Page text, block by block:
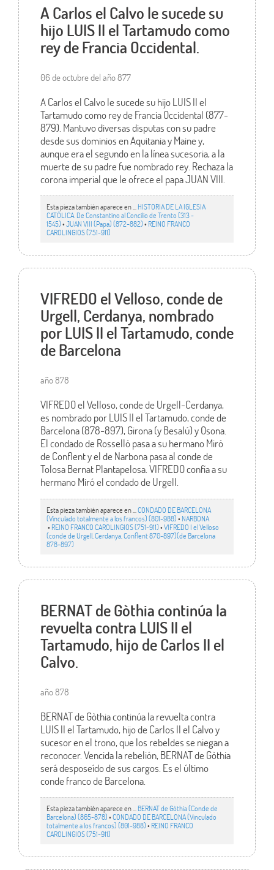
A Carlos el Calvo le sucede su
hijo LUIS II el Tartamudo como
rey de Francia Occidental.
06 de octubre del año 877
A Carlos el Calvo le sucede su hijo LUIS II el
Tartamudo como rey de Francia Occidental (877-
879). Mantuvo diversas disputas con su padre
desde sus dominios en Aquitania y Maine y,
aunque era el segundo en la línea sucesoria, a la
muerte de su padre fue nombrado rey. Rechaza la
corona imperial que le ofrece el papa JUAN VIII.
Esta pieza también aparece en ... HISTORIA DE LA IGLESIA
CATÓLICA. De Constantino al Concilio de Trento (313 -
1545)•JUAN VIII (Papa) (872-882)• REINO FRANCO
CAROLINGIOS (751-911)
VIFREDO el Velloso, conde de
Urgell, Cerdanya, nombrado
por LUIS II el Tartamudo, conde
de Barcelona
año 878
VIFREDO el Velloso, conde de Urgell-Cerdanya,
es nombrado por LUIS II el Tartamudo, conde de
Barcelona (878-897), Girona (y Besalú) y Osona.
El condado de Rosselló pasa a su hermano Miró
de Conflent y el de Narbona pasa al conde de
Tolosa Bernat Plantapelosa. VIFREDO confía a su
hermano Miró el condado de Urgell.
Esta pieza también aparece en ... CONDADO DE BARCELONA
(Vinculado totalmente a los francos) (801-988)• NARBONA
• REINO FRANCO CAROLINGIOS (751-911)•VIFREDO I el Velloso
(conde de Urgell, Cerdanya, Conflent 870-897)(de Barcelona
878-897)
BERNAT de Gòthia continúa la
revuelta contra LUIS II el
Tartamudo, hijo de Carlos II el
Calvo.
año 878
BERNAT de Gòthia continúa la revuelta contra
LUIS II el Tartamudo, hijo de Carlos II el Calvo y
sucesor en el trono, que los rebeldes se niegan a
reconocer. Vencida la rebelión, BERNAT de Gòthia
será desposeído de sus cargos. Es el último
conde franco de Barcelona.
Esta pieza también aparece en ... BERNAT de Gòthia (Conde de
Barcelona) (865-878)•CONDADO DE BARCELONA (Vinculado
totalmente a los francos) (801-988)• REINO FRANCO
CAROLINGIOS (751-911)